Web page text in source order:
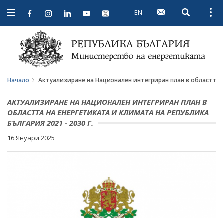
Open
navigation
EN Open
Начало Актуализиране на Национален интегриран план в
АКТУАЛИЗИРАНЕ НА НАЦИОНАЛЕН ИНТЕГРИРАН ПЛАН В
ОБЛАСТТА НА ЕНЕРГЕТИКАТА И КЛИМАТА НА РЕПУБЛИКА
БЪЛГАРИЯ 2021 - 2030 Г.
16 Януари 2025